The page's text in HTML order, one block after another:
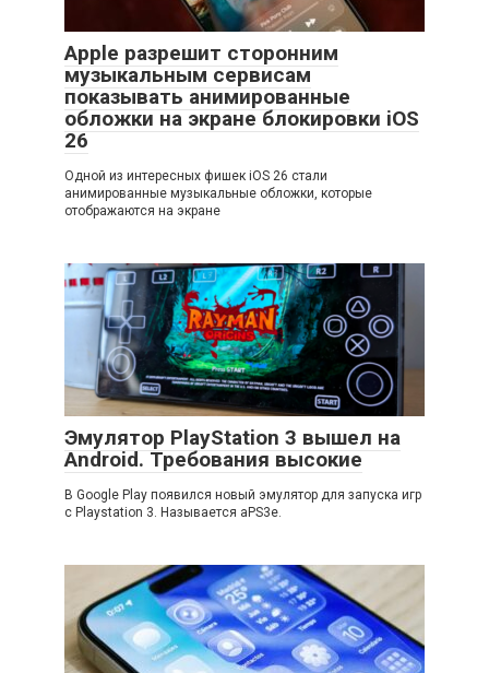
Apple разрешит сторонним
музыкальным сервисам
показывать анимированные
обложки на экране блокировки iOS
26
Одной из интересных фишек iOS 26 стали
анимированные музыкальные обложки, которые
отображаются на экране
Эмулятор PlayStation 3 вышел на
Android. Требования высокие
В Google Play появился новый эмулятор для запуска игр
с Playstation 3. Называется aPS3e.